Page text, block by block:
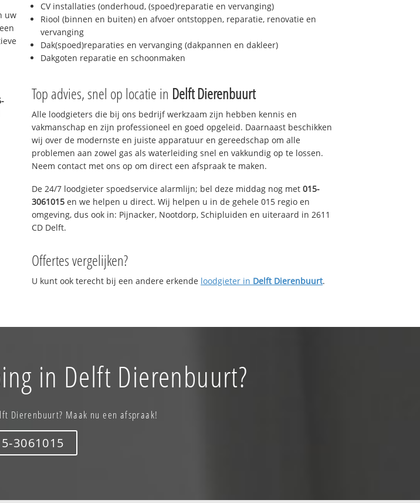
uw
CV installaties (onderhoud, (spoed)reparatie en vervanging)
Riool (binnen en buiten) en afvoer ontstoppen, reparatie, renovatie en
vervanging
Dak(spoed)reparaties en vervanging (dakpannen en dakleer)
Dakgoten reparatie en schoonmaken
Top advies, snel op locatie in Delft Dierenbuurt
Alle loodgieters die bij ons bedrijf werkzaam zijn hebben kennis en
vakmanschap en zijn professioneel en goed opgeleid. Daarnaast beschikken
wij over de modernste en juiste apparatuur en gereedschap om alle
problemen aan zowel gas als waterleiding snel en vakkundig op te lossen.
Neem contact met ons op om direct een afspraak te maken.
De 24/7 loodgieter spoedservice alarmlijn; bel deze middag nog met 015-
3061015 en we helpen u direct. Wij helpen u in de gehele 015 regio en
omgeving, dus ook in: Pijnacker, Nootdorp, Schipluiden en uiteraard in 2611
CD Delft.
Offertes vergelijken?
U kunt ook terecht bij een andere erkende loodgieter in Delft Dierenbuurt.
in Delft Dierenbuurt?
Dierenbuurt? Maak nu een afspraak!
3061015